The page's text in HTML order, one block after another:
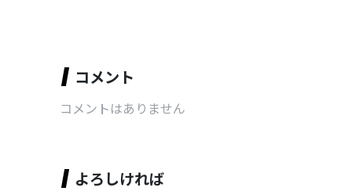
コメント
コメントはありません
よろしければ